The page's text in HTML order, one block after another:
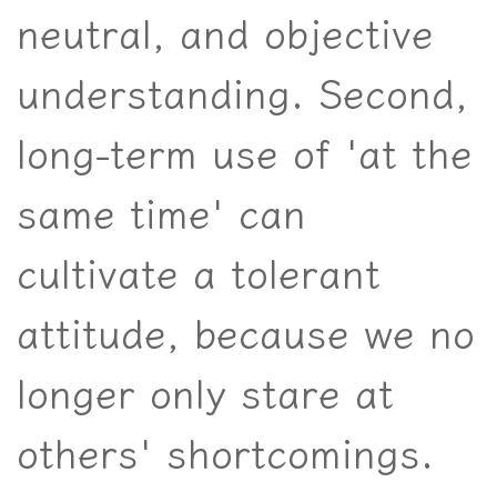
neutral, and objective
understanding. Second,
long-term use of 'at the
same time' can
cultivate a tolerant
attitude, because we no
longer only stare at
others' shortcomings.